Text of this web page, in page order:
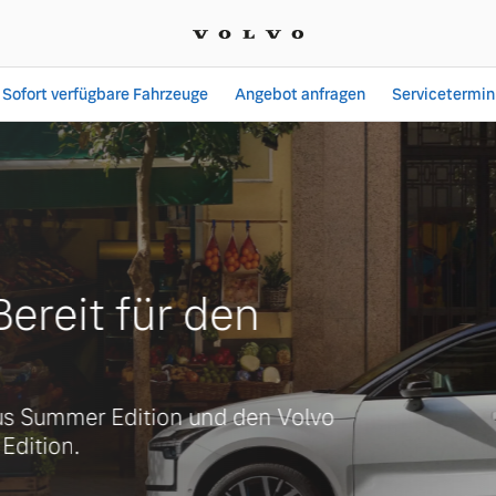
| Schiefer Automobile
Sofort verfügbare Fahrzeuge Angebot anfragen Servicetermin
für den
Summer Edition und den Volvo